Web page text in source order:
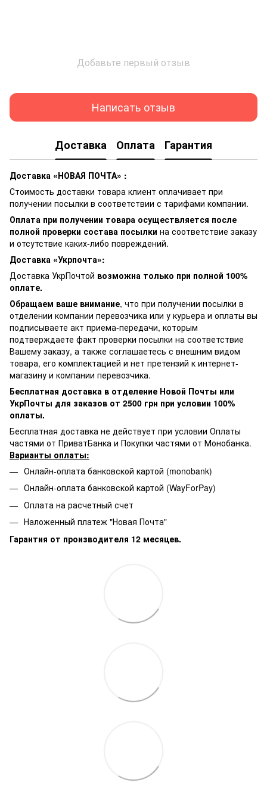
Добавьте первый отзыв
Написать отзыв
Доставка Оплата Гарантия
Доставка «НОВАЯ ПОЧТА» :
Стоимость доставки товара клиент оплачивает при
получении посылки в соответствии с тарифами компании.
Оплата при получении товара осуществляется после
полной проверки состава посылки на соответствие заказу
и отсутствие каких-либо повреждений.
Доставка «Укрпочта»:
Доставка УкрПочтой возможна только при полной 100%
оплате.
Обращаем ваше внимание, что при получении посылки в
отделении компании перевозчика или у курьера и оплаты вы
подписываете акт приема-передачи, которым
подтверждаете факт проверки посылки на соответствие
Вашему заказу, а также соглашаетесь с внешним видом
товара, его комплектацией и нет претензий к интернет-
магазину и компании перевозчика.
Бесплатная доставка в отделение Новой Почты или
УкрПочты для заказов от 2500 грн при условии 100%
оплаты.
Бесплатная доставка не действует при условии Оплаты
частями от ПриватБанка и Покупки частями от Монобанка.
Варианты оплаты:
Онлайн-оплата банковской картой (monobank)
Онлайн-оплата банковской картой (WayForPay)
Оплата на расчетный счет
Наложенный платеж "Новая Почта"
Гарантия от производителя 12 месяцев.